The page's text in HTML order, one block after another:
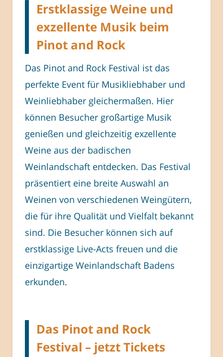
Erstklassige Weine und
exzellente Musik beim
Pinot and Rock
Das Pinot and Rock Festival ist das
perfekte Event für Musikliebhaber und
Weinliebhaber gleichermaßen. Hier
können Besucher großartige Musik
genießen und gleichzeitig exzellente
Weine aus der badischen
Weinlandschaft entdecken. Das Festival
präsentiert eine breite Auswahl an
Weinen von verschiedenen Weingütern,
die für ihre Qualität und Vielfalt bekannt
sind. Die Besucher können sich auf
erstklassige Live-Acts freuen und die
einzigartige Weinlandschaft Badens
erkunden.
Das Pinot and Rock
Festival – jetzt Tickets